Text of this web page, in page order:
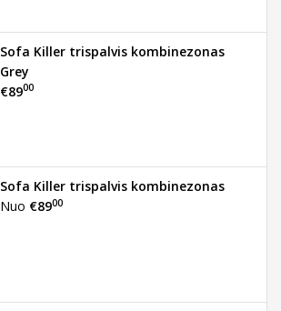
Sofa Killer trispalvis kombinezonas
Grey
€8900
Sofa Killer trispalvis kombinezonas
Nuo €8900